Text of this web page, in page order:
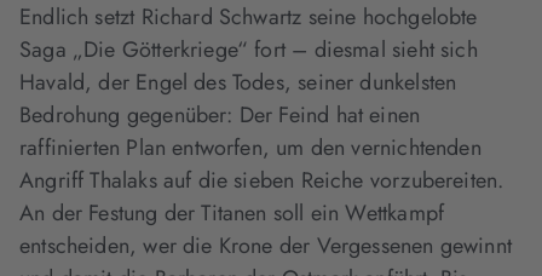
Endlich setzt Richard Schwartz seine hochgelobte
Saga „Die Götterkriege“ fort – diesmal sieht sich
Havald, der Engel des Todes, seiner dunkelsten
Bedrohung gegenüber: Der Feind hat einen
raffinierten Plan entworfen, um den vernichtenden
Angriff Thalaks auf die sieben Reiche vorzubereiten.
An der Festung der Titanen soll ein Wettkampf
entscheiden, wer die Krone der Vergessenen gewinnt